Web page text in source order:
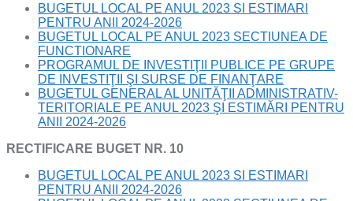
BUGETUL LOCAL PE ANUL 2023 SI ESTIMARI
PENTRU ANII 2024-2026
BUGETUL LOCAL PE ANUL 2023 SECTIUNEA DE
FUNCTIONARE
PROGRAMUL DE INVESTIŢII PUBLICE PE GRUPE
DE INVESTIŢII ŞI SURSE DE FINANŢARE
BUGETUL GENERAL AL UNITĂŢII ADMINISTRATIV-
TERITORIALE PE ANUL 2023 ŞI ESTIMĂRI PENTRU
ANII 2024-2026
RECTIFICARE BUGET NR. 10
BUGETUL LOCAL PE ANUL 2023 SI ESTIMARI
PENTRU ANII 2024-2026